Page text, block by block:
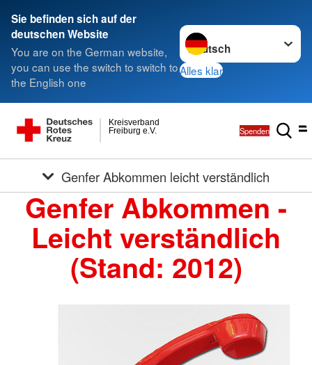
Sie befinden sich auf der
deutschen Website
You are on the German website,
you can use the switch to switch to
the English one
Sprache wechseln zu
Alles klar
Freiburg e.V.
Kreisverband
Spenden
Genfer Abkommen leicht verständlich
Genfer Abkommen -
Leicht verständlich
(Stand: 2012)